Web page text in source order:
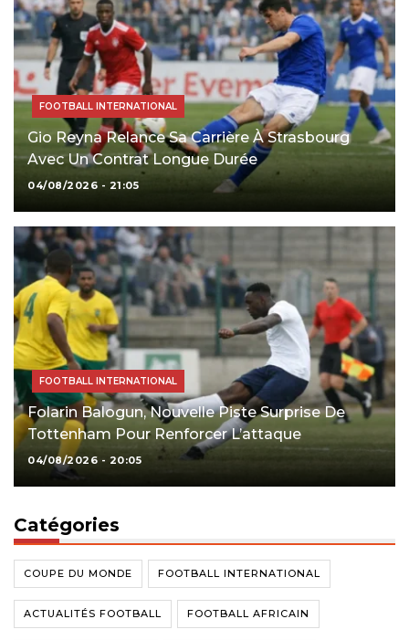
FOOTBALL INTERNATIONAL
Gio Reyna Relance Sa Carrière À Strasbourg
Avec Un Contrat Longue Durée
04/08/2026 - 21:05
FOOTBALL INTERNATIONAL
Folarin Balogun, Nouvelle Piste Surprise De
Tottenham Pour Renforcer L’attaque
04/08/2026 - 20:05
Catégories
COUPE DU MONDE FOOTBALL INTERNATIONAL
ACTUALITÉS FOOTBALL FOOTBALL AFRICAIN